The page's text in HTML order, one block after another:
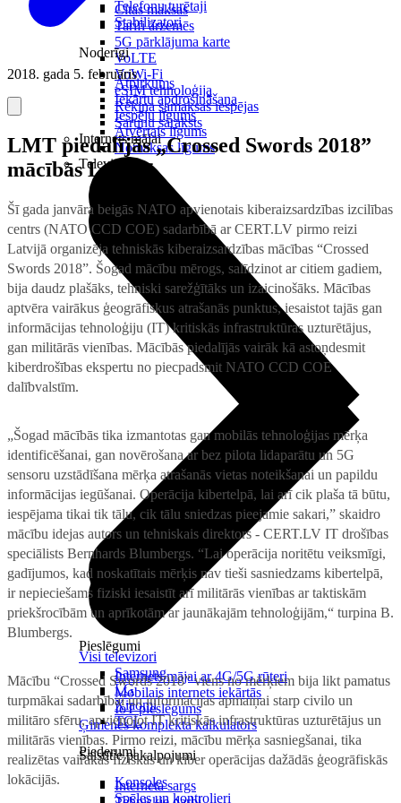
Citas maksas
Tarifi ārzemēs
5G pārklājuma karte
VoLTE
VoWi-Fi
eSIM tehnoloģija
Rēķina samaksas iespējas
Sarunu saraksts
Internets mājai
Pieslēgumi
Internets mājai ar 4G/5G rūteri
Mobilais internets iekārtās
IoT pieslēgums
Ģimenes komplekta kalkulators
Saistītie pakalpojumi
Interneta sargs
Telefonu turētaji
Stabilizatori
Noderīgi
Atpirkums
Iekārtu apdrošināšana
Iespēju līgums
Atvērtais līgums
Nomaksas līgums
Televizori
Visi televizori
Samsung
LG
Xiaomi
TCL
Piederumi
Konsoles
Spēles un kontrolieri
2018. gada 5. februāris
LMT piedalījās „Crossed Swords 2018”
mācībās Latvijā
Šī gada janvāra beigās NATO apvienotais kiberaizsardzības izcilības
centrs (NATO CCD COE) sadarbībā ar CERT.LV pirmo reizi
Latvijā organizēja tehniskās kiberaizsardzības mācības “Crossed
Swords 2018”. Šogad mācību mērogs, salīdzinot ar citiem gadiem,
bija daudz plašāks, tehniski sarežģītāks un izaicinošāks. Mācības
aptvēra vairākus ģeogrāfiskus atrašanās punktus, iesaistot tajās gan
informācijas tehnoloģiju (IT) kritiskās infrastruktūras uzturētājus,
gan militārās vienības. Mācībās piedalījās vairāk kā astoņdesmit
kiberdrošības ekspertu no piecpadsmit NATO CCD COE
dalībvalstīm.
„Šogad mācībās tika izmantotas gan mobilās tehnoloģijas mērķa
identificēšanai, gan novērošana ar bez pilota lidaparātu un 5G
sensoru uzstādīšana mērķa atrašanās vietas noteikšanai un papildu
informācijas iegūšanai. Operācija kibertelpā, lai arī cik plaša tā būtu,
iespējama tikai tik tālu, cik tālu sniedzas pieejamie sakari,” skaidro
mācību idejas autors un tehniskais direktors - CERT.LV IT drošības
speciālists Bernhards Blumbergs. “Lai operācija noritētu veiksmīgi,
gadījumos, kad noskatītais mērķis nav tieši sasniedzams kibertelpā,
ir nepieciešams fiziski iesaistīt arī militārās vienības ar taktiskām
priekšrocībām un aprīkotām ar jaunākajām tehnoloģijām,“ turpina B.
Blumbergs.
Mācību “Crossed Swords 2018” viens no mērķiem bija likt pamatus
turpmākai sadarbībai un informācijas apmaiņai starp civilo un
militāro sfēru, apvienojot IT kritiskās infrastruktūras uzturētājus un
militārās vienības. Pirmo reizi, mācību mērķa sasniegšanai, tika
realizētas vairākas fiziskās un kiber operācijas dažādās ģeogrāfiskās
lokācijās.